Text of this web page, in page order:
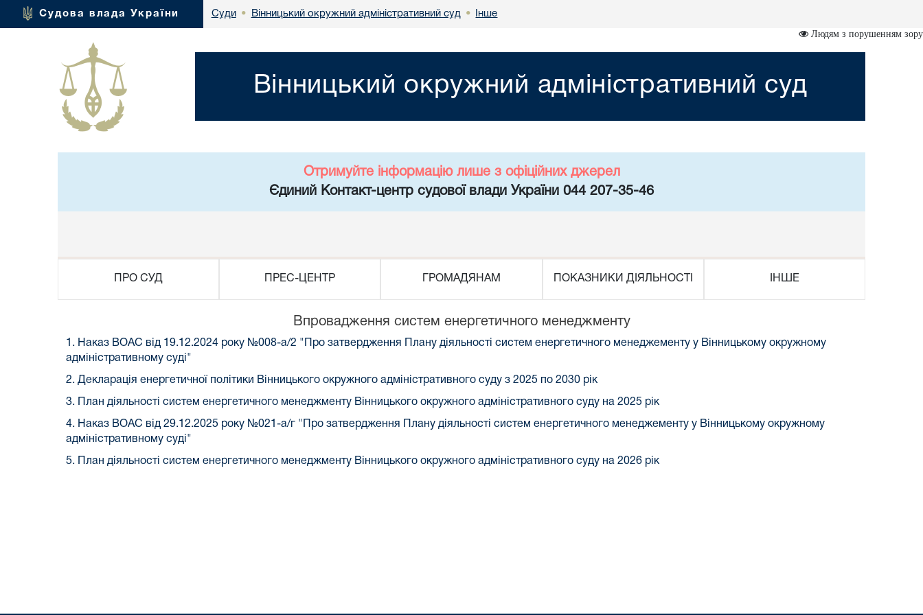
Судова влада України Суди • Вінницький окружний адміністративний суд • Інше
Людям з порушенням зору
Вінницький окружний адміністративний суд
Отримуйте інформацію лише з офіційних джерел
Єдиний Контакт-центр судової влади України 044 207-35-46
ПРО СУД ПРЕС-ЦЕНТР ГРОМАДЯНАМ ПОКАЗНИКИ ДІЯЛЬНОСТІ ІНШЕ
Впровадження систем енергетичного менеджменту
1. Наказ ВОАС від 19.12.2024 року №008-а/2 "Про затвердження Плану діяльності систем енергетичного менеджементу у Вінницькому окружному
адміністративному суді"
2. Декларація енергетичної політики Вінницького окружного адміністративного суду з 2025 по 2030 рік
3. План діяльності систем енергетичного менеджменту Вінницького окружного адміністративного суду на 2025 рік
4. Наказ ВОАС від 29.12.2025 року №021-а/г "Про затвердження Плану діяльності систем енергетичного менеджементу у Вінницькому окружному
адміністративному суді"
5. План діяльності систем енергетичного менеджменту Вінницького окружного адміністративного суду на 2026 рік